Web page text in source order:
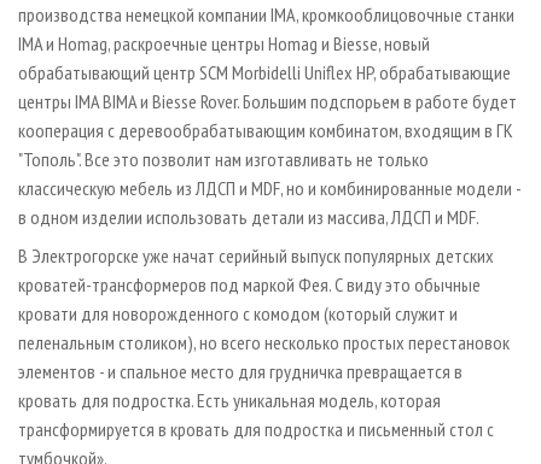
производства немецкой компании IMA, кромкооблицовочные станки
IMA и Homag, раскроечные центры Homag и Biesse, новый
обрабатывающий центр SCM Morbidelli Uniflex HP, обрабатывающие
центры IMA BIMA и Biesse Rover. Большим подспорьем в работе будет
кооперация с деревообрабатывающим комбинатом, входящим в ГК
"Тополь". Все это позволит нам изготавливать не только
классическую мебель из ЛДСП и MDF, но и комбинированные модели -
в одном изделии использовать детали из массива, ЛДСП и MDF.
В Электрогорске уже начат серийный выпуск популярных детских
кроватей-трансформеров под маркой Фея. С виду это обычные
кровати для новорожденного с комодом (который служит и
пеленальным столиком), но всего несколько простых перестановок
элементов - и спальное место для грудничка превращается в
кровать для подростка. Есть уникальная модель, которая
трансформируется в кровать для подростка и письменный стол с
тумбочкой».